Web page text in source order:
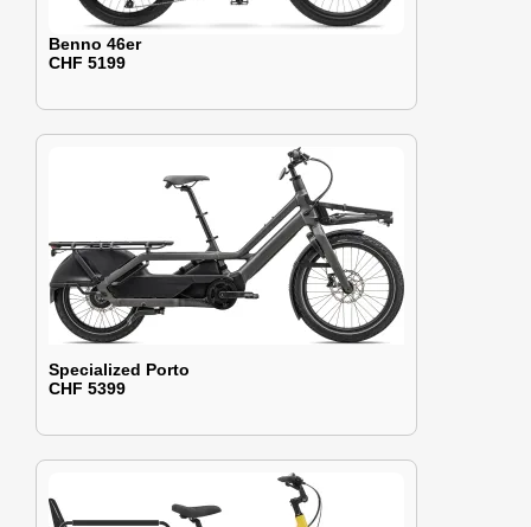
Benno 46er
CHF 5199
Specialized Porto
CHF 5399